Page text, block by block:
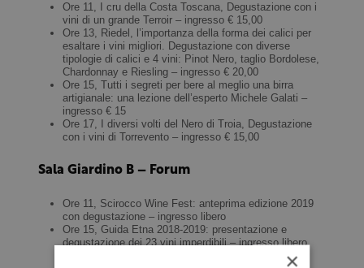
Ore 11, I cru della Costa Toscana, Degustazione con i
vini di un grande Terroir – ingresso € 15,00
Ore 13, Riedel, l’importanza della forma dei calici per
esaltare i vini migliori. Degustazione con diverse
tipologie di calici e 4 vini: Pinot Nero, taglio Bordolese,
Chardonnay e Riesling – ingresso € 20,00
Ore 15, Tutti i segreti per bere al meglio una birra
artigianale: una lezione dell’esperto Michele Galati –
ingresso € 15
Ore 17, I diversi volti del Nero di Troia, Degustazione
con i vini di Torrevento – ingresso € 15,00
Sala Giardino B – Forum
Ore 11, Scirocco Wine Fest: anteprima edizione 2019
con degustazione – ingresso libero
Ore 15, Guida Etna 2018-2019: presentazione e
degustazione dei 23 vini imperdibili – ingresso libero
×